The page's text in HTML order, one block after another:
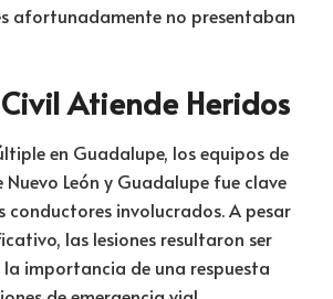
afortunadamente no presentaban
Atiende Heridos
en Guadalupe, los equipos de
Nuevo León y Guadalupe fue clave
conductores involucrados. A pesar
las lesiones resultaron ser
la importancia de una respuesta